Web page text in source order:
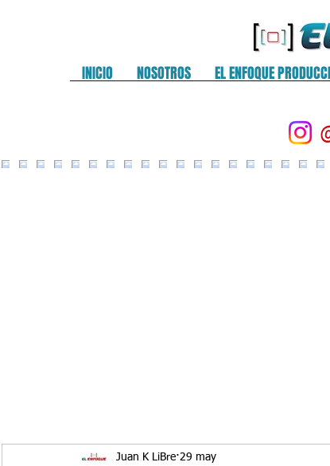
INICIO NOSOTROS EL ENFOQUE
Juan K LiBre 29 may